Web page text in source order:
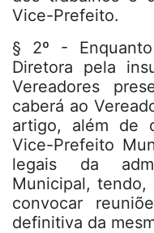
Vice-Prefeito.
§ 2º -
Diretora pela
Vereadores
caberá ao
artigo, além de
Vice-Prefeito
legais da
Municipal, tendo,
convocar
definitiva da